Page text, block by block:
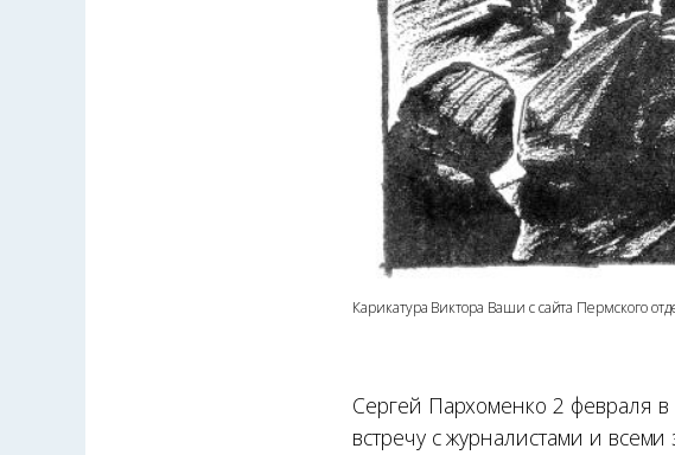
Карикатура Виктора Ваши с сайта Пермского
Сергей Пархоменко 2 февраля
встречу с журналистами и